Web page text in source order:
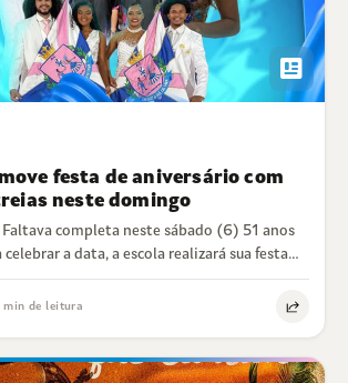
newsmode
festa de aniversário com
neste domingo
Faltava completa neste sábado (6) 51 anos
a data, a escola realizará sua festa…
min de leitura